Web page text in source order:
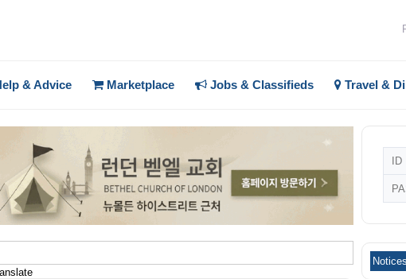
& Advice Marketplace Jobs & Classifieds Travel &
Notices